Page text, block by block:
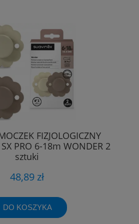
FIZJOLOGICZNY
PRO 6-18m WONDER 2
sztuki
48,89 zł
DO KOSZYKA